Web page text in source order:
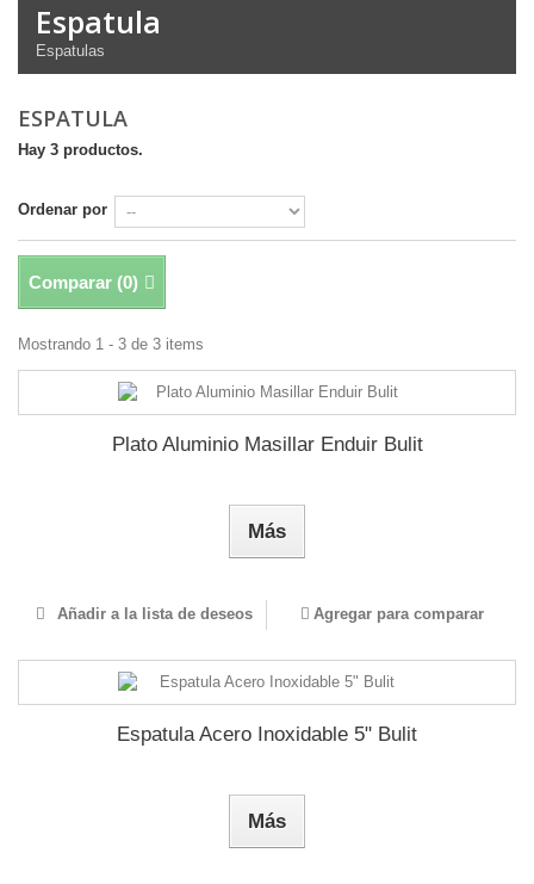
Espatula
Espatulas
ESPATULA
Hay 3 productos.
Ordenar por
Comparar (0)
Mostrando 1 - 3 de 3 items
Plato Aluminio Masillar Enduir Bulit
Más
Añadir a la lista de deseos Agregar para comparar
Espatula Acero Inoxidable 5" Bulit
Más